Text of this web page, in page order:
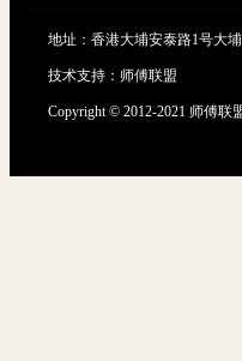
地址：香港大埔安泰路1号大
技术支持： 师傅联盟
Copyright © 2012-2021 师傅联